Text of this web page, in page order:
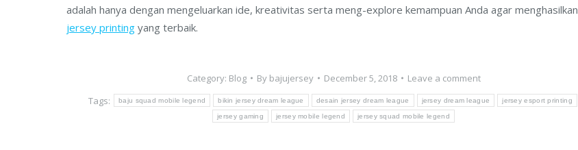
adalah hanya dengan mengeluarkan ide, kreativitas serta meng-explore kemampuan Anda agar menghasilkan
jersey printing yang terbaik.
Category: Blog By bajujersey December 5, 2018
Leave a comment
Tags:
baju squad mobile legend bikin jersey dream league desain jersey dream league jersey dream league jersey esport printing
jersey gaming jersey mobile legend jersey squad mobile legend